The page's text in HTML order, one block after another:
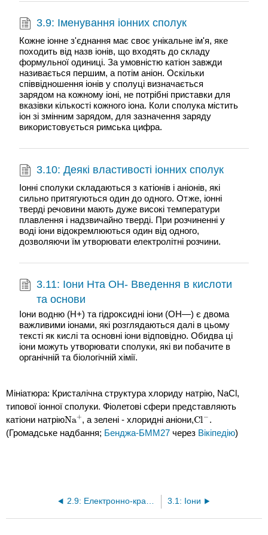
3.9: Іменування іонних сполук
Кожне іонне з'єднання має своє унікальне ім'я, яке
походить від назв іонів, що входять до складу
формульної одиниці. За умовністю катіон завжди
називається першим, а потім аніон. Оскільки
співвідношення іонів у сполуці визначається
зарядом на кожному іоні, не потрібні приставки для
вказівки кількості кожного іона. Коли сполука містить
іон зі змінним зарядом, для зазначення заряду
використовується римська цифра.
3.10: Деякі властивості іонних сполук
Іонні сполуки складаються з катіонів і аніонів, які
сильно притягуються один до одного. Отже, іонні
тверді речовини мають дуже високі температури
плавлення і надзвичайно тверді. При розчиненні у
воді іони відокремлюються один від одного,
дозволяючи їм утворювати електролітні розчини.
3.11: Іони Hта OH- Введення в кислоти
та основи
Іони водню (H+) та гідроксидні іони (OH—) є двома
важливими іонами, які розглядаються далі в цьому
тексті як кислі та основні іони відповідно. Обидва ці
іони можуть утворювати сполуки, які ви побачите в
органічній та біологічній хімії.
Мініатюра: Кристалічна структура хлориду натрію, NaCl,
типової іонної сполуки. Фіолетові сфери представляють
катіони натріюNa+
Na+, а зелені - хлоридні аніони,Cl−
Cl− .
(Громадське надбання; Бенджа-БММ27 через Вікіпедію)
3.1: Іони